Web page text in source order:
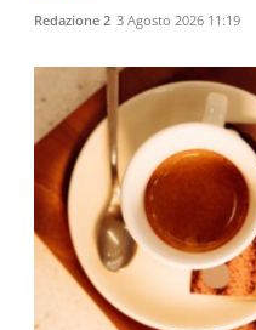
Redazione 2 3 Agosto 2026 11:19